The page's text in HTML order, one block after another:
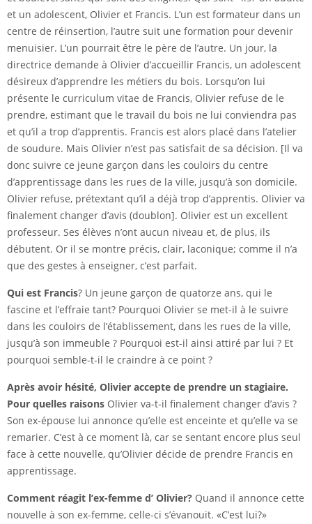
et un adolescent, Olivier et Francis. L’un est formateur dans un
centre de réinsertion, l’autre suit une formation pour devenir
menuisier. L’un pourrait être le père de l’autre. Un jour, la
directrice demande à Olivier d’accueillir Francis, un adolescent
désireux d’apprendre les métiers du bois. Lorsqu’on lui
présente le curriculum vitae de Francis, Olivier refuse de le
prendre, estimant que le travail du bois ne lui conviendra pas
et qu’il a trop d’apprentis. Francis est alors placé dans l’atelier
de soudure. Mais Olivier n’est pas satisfait de sa décision. [Il va
donc suivre ce jeune garçon dans les couloirs du centre
d’apprentissage dans les rues de la ville, jusqu’à son domicile.
Olivier refuse, prétextant qu’il a déjà trop d’apprentis. Olivier va
finalement changer d’avis (doublon]. Olivier est un excellent
professeur. Ses élèves n’ont aucun niveau et, de plus, ils
débutent. Or il se montre précis, clair, laconique; comme il n’a
que des gestes à enseigner, c’est parfait.
Qui est Francis? Un jeune garçon de quatorze ans, qui le
fascine et l’effraie tant? Pourquoi Olivier se met-il à le suivre
dans les couloirs de l’établissement, dans les rues de la ville,
jusqu’à son immeuble ? Pourquoi est-il ainsi attiré par lui ? Et
pourquoi semble-t-il le craindre à ce point ?
Après avoir hésité, Olivier accepte de prendre un stagiaire.
Pour quelles raisons Olivier va-t-il finalement changer d’avis ?
Son ex-épouse lui annonce qu’elle est enceinte et qu’elle va se
remarier. C’est à ce moment là, car se sentant encore plus seul
face à cette nouvelle, qu’Olivier décide de prendre Francis en
apprentissage.
Comment réagit l’ex-femme d’ Olivier? Quand il annonce cette
nouvelle à son ex-femme, celle-ci s’évanouit. «C’est lui?»